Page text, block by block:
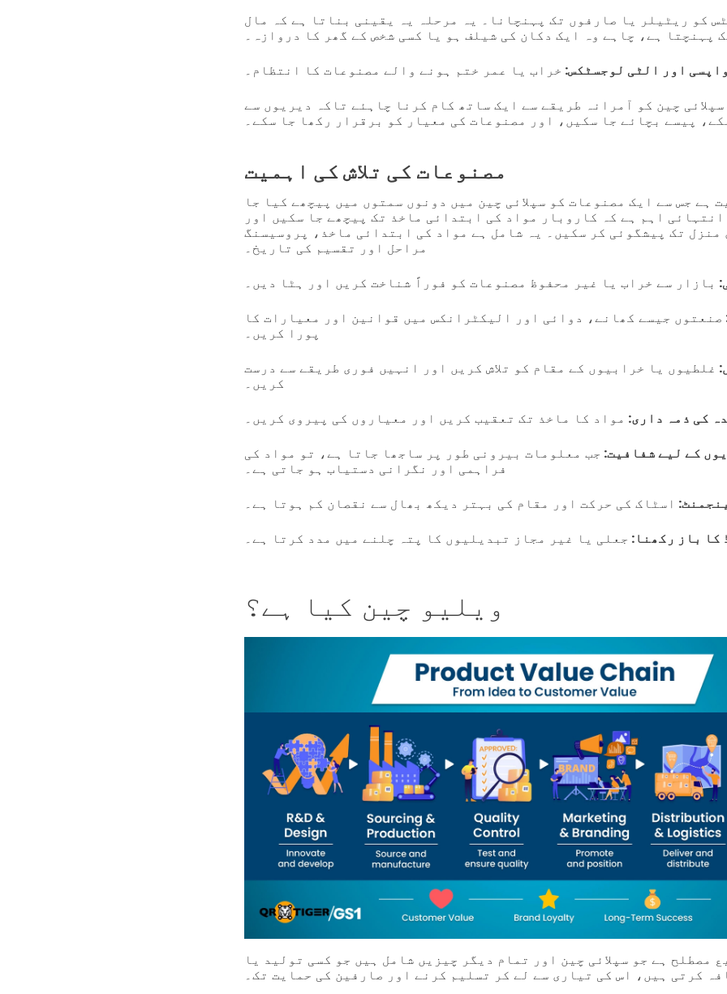
کو ریٹیلر یا صارفوں تک پہنچانا۔ یہ مرحلہ یہ یقینی بناتا ہے کہ مال
پہنچتا ہے، چاہے وہ ایک دکان کی شیلف ہو یا کسی شخص کے گھر کا دروازہ۔
واپسی اور الٹی لوجسٹکس: خراب یا عمر ختم ہونے والے مصنوعات کا انتظام۔
چین کو آمرانہ طریقے سے ایک ساتھ کام کرنا چاہئے تاکہ دیریوں سے
پیسے بچائے جا سکیں، اور مصنوعات کی معیار کو برقرار رکھا جا سکے۔
مصنوعات کی تلاش کی اہمیت
ہے جس سے ایک مصنوعات کو سپلائی چین میں دونوں سمتوں میں پیچھے کیا جا
اہم ہے کہ کاروبار مواد کی ابتدائی ماخذ تک پیچھے جا سکیں اور
منزل تک پیشگوئی کر سکیں۔ یہ شامل ہے مواد کی ابتدائی ماخذ، پروسیسنگ
مراحل اور تقسیم کی تاریخ۔
بازار سے خراب یا غیر محفوظ مصنوعات کو فوراً شناخت کریں اور ہٹا دیں۔
صنعتوں جیسے کھانے، دوائی اور الیکٹرانکس میں قوانین اور معیارات کا
پورا کریں۔
غلطیوں یا خرابیوں کے مقام کو تلاش کریں اور انہیں فوری طریقے سے درست
کریں۔
کی ذمہ داری: مواد کا ماخذ تک تعقیب کریں اور معیاروں کی پیروی کریں۔
کے لیے شفافیت: جب معلومات بیرونی طور پر ساجھا جاتا ہے، تو مواد کی
فراہمی اور نگرانی دستیاب ہو جاتی ہے۔
اسٹاک کی حرکت اور مقام کی بہتر دیکھ بھال سے نقصان کم ہوتا ہے۔
کا باز رکھنا: جعلی یا غیر مجاز تبدیلیوں کا پتہ چلنے میں مدد کرتا ہے۔
ویلیو چین کیا ہے؟
مصطلح ہے جو سپلائی چین اور تمام دیگر چیزیں شامل ہیں جو کسی تولید یا
کرتی ہیں، اس کی تیاری سے لے کر تسلیم کرنے اور صارفین کی حمایت تک۔